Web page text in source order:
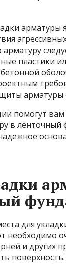
арматуры
арматуру
пластики
арматуры
помогут
в ленточный
для
необходимо
и других